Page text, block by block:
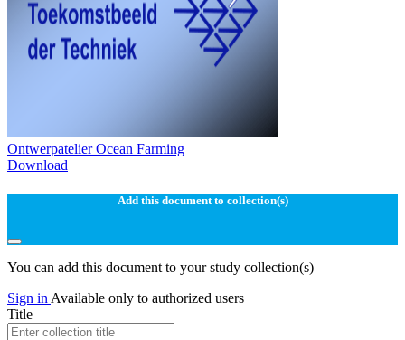
Ontwerpatelier Ocean Farming
Download
Add this document to collection(s)
You can add this document to your study collection(s)
Sign in Available only to authorized users
Title